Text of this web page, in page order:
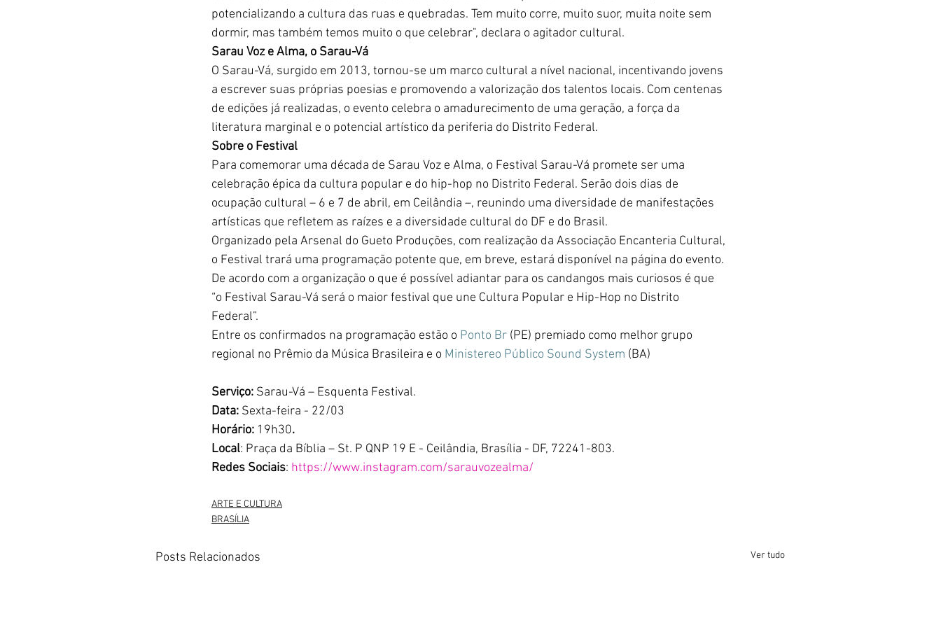
potencializando a cultura das ruas e quebradas. Tem muito corre, muito suor, muita noite sem
dormir, mas também temos muito o que celebrar", declara o agitador cultural.
Sarau Voz e Alma, o Sarau-Vá
O Sarau-Vá, surgido em 2013, tornou-se um marco cultural a nível nacional, incentivando jovens
a escrever suas próprias poesias e promovendo a valorização dos talentos locais. Com centenas
de edições já realizadas, o evento celebra o amadurecimento de uma geração, a força da
literatura marginal e o potencial artístico da periferia do Distrito Federal.
Sobre o Festival
Para comemorar uma década de Sarau Voz e Alma, o Festival Sarau-Vá promete ser uma
celebração épica da cultura popular e do hip-hop no Distrito Federal. Serão dois dias de
ocupação cultural – 6 e 7 de abril, em Ceilândia –, reunindo uma diversidade de manifestações
artísticas que refletem as raízes e a diversidade cultural do DF e do Brasil.
Organizado pela Arsenal do Gueto Produções, com realização da Associação Encanteria Cultural,
o Festival trará uma programação potente que, em breve, estará disponível na página do evento.
De acordo com a organização o que é possível adiantar para os candangos mais curiosos é que
“o Festival Sarau-Vá será o maior festival que une Cultura Popular e Hip-Hop no Distrito
Federal”.
Entre os confirmados na programação estão o Ponto Br (PE) premiado como melhor grupo
regional no Prêmio da Música Brasileira e o Ministereo Público Sound System (BA)
Serviço: Sarau-Vá – Esquenta Festival.
Data: Sexta-feira - 22/03
Horário: 19h30.
Local: Praça da Bíblia – St. P QNP 19 E - Ceilândia, Brasília - DF, 72241-803.
Redes Sociais: https://www.instagram.com/sarauvozealma/
ARTE E CULTURA
BRASÍLIA
Posts Relacionados Ver tudo